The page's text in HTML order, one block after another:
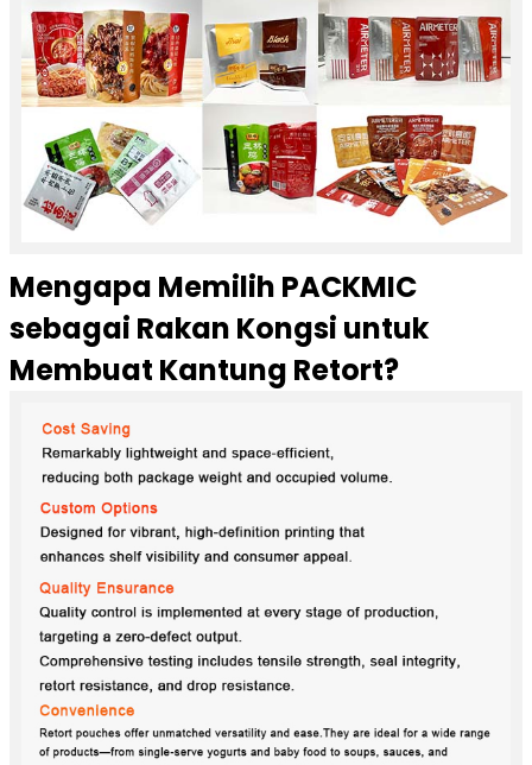
Mengapa Memilih PACKMIC
sebagai Rakan Kongsi untuk
Membuat Kantung Retort?